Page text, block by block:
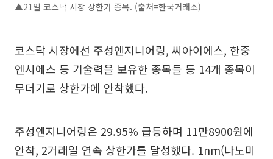
▲21일 코스닥 시장 상한가 종목. (출처=한국거래소)
코스닥 시장에선 주성엔지니어링, 씨아이에스, 한중
엔시에스 등 기술력을 보유한 종목들 등 14개 종목이
무더기로 상한가에 안착했다.
주성엔지니어링은 29.95% 급등하며 11만8900원에
안착, 2거래일 연속 상한가를 달성했다. 1nm(나노미